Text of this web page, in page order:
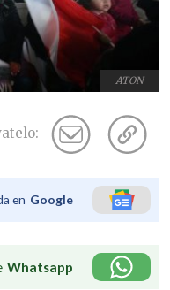
ATON
en Google
Whatsapp